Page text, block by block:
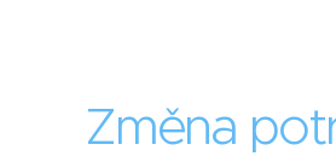
Změna